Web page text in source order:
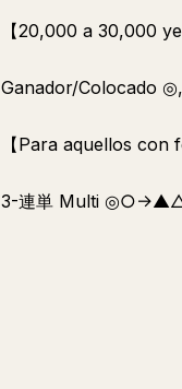
【20,000 a 30,000
Ganador/
【Para aquellos
3-連単 Multi